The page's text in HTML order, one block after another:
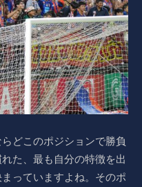
どこのポジションで勝負
た、最も自分の特徴を出
っていますよね。そのポ